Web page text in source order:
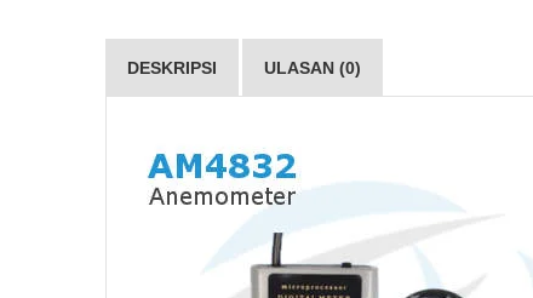
DESKRIPSI ULASAN (0)